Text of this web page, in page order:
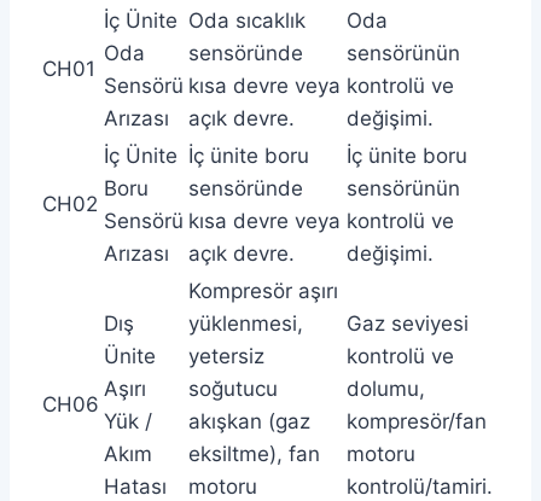
CH01
İç Ünite
Oda
Sensörü
Arızası
Oda sıcaklık
sensöründe
kısa devre veya
açık devre.
Oda
sensörünün
kontrolü ve
değişimi.
CH02
İç Ünite
Boru
Sensörü
Arızası
İç ünite boru
sensöründe
kısa devre veya
açık devre.
İç ünite boru
sensörünün
kontrolü ve
değişimi.
CH06
Dış
Ünite
Aşırı
Yük /
Akım
Hatası
Kompresör aşırı
yüklenmesi,
yetersiz
soğutucu
akışkan (gaz
eksiltme), fan
motoru
Gaz seviyesi
kontrolü ve
dolumu,
kompresör/fan
motoru
kontrolü/tamiri.